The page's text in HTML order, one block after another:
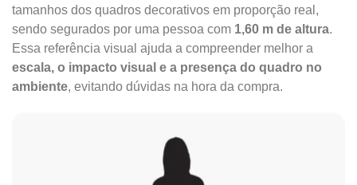
tamanhos dos quadros decorativos em proporção real,
sendo segurados por uma pessoa com 1,60 m de altura.
Essa referência visual ajuda a compreender melhor a
escala, o impacto visual e a presença do quadro no
ambiente, evitando dúvidas na hora da compra.